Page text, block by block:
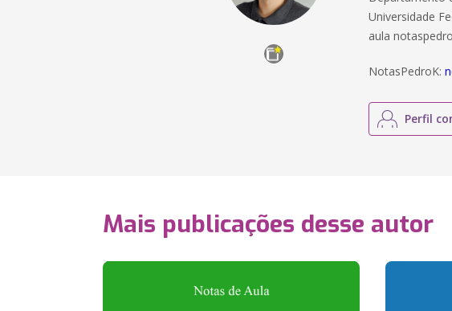
Universidade
aula
NotasPedroK:
Perfil
Mais publicações desse autor